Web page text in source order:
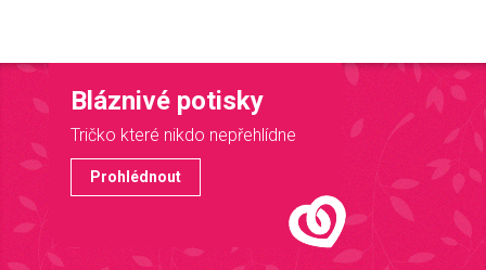
Bláznivé potisky
Tričko které nikdo nepřehlídne
Prohlédnout